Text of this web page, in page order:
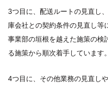
3つ目に、配送ルートの見直し
庫会社との契約条件の見直し等
事業部の垣根を越えた施策の検
る施策から順次着手しています。
4つ目に、その他業務の見直し